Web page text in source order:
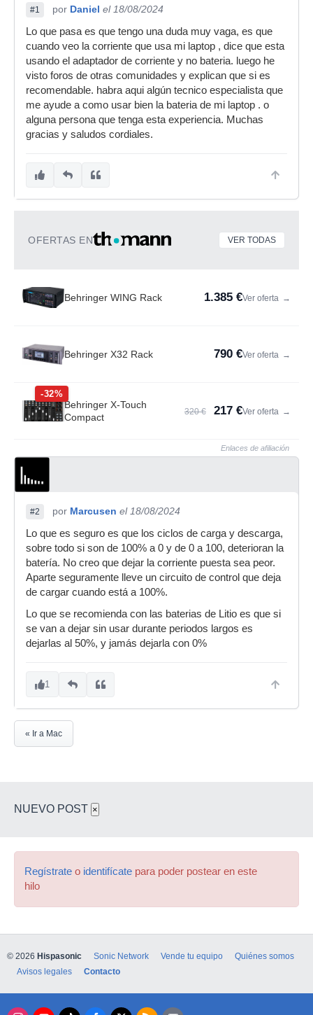
#1 por Daniel el 18/08/2024
Lo que pasa es que tengo una duda muy vaga, es que
cuando veo la corriente que usa mi laptop , dice que esta
usando el adaptador de corriente y no bateria. luego he
visto foros de otras comunidades y explican que si es
recomendable. habra aqui algún tecnico especialista que
me ayude a como usar bien la bateria de mi laptop . o
alguna persona que tenga esta experiencia. Muchas
gracias y saludos cordiales.
OFERTAS EN VER TODAS
Behringer WING Rack 1.385 €Ver oferta →
Behringer X32 Rack 790 €Ver oferta →
-32%
Behringer X-Touch
Compact
320 € 217 €Ver oferta →
Enlaces de afiliación
#2 por Marcusen el 18/08/2024
Lo que es seguro es que los ciclos de carga y descarga,
sobre todo si son de 100% a 0 y de 0 a 100, deterioran la
batería. No creo que dejar la corriente puesta sea peor.
Aparte seguramente lleve un circuito de control que deja
de cargar cuando está a 100%.
Lo que se recomienda con las baterias de Litio es que si
se van a dejar sin usar durante periodos largos es
dejarlas al 50%, y jamás dejarla con 0%
1
« Ir a Mac
NUEVO POST ×
Regístrate o identifícate para poder postear en este
hilo
© 2026 Hispasonic Sonic Network Vende tu equipo
Quiénes somos
Avisos legales
Contacto